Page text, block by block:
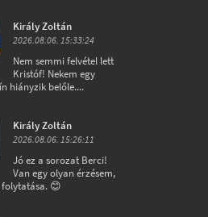
Király Zoltán
2026.08.06. 15:33:24
Nem semmi felvétel lett
Kristóf! Nekem egy
hiányzik belőle....
Király Zoltán
2026.08.06. 15:26:11
Jó ez a sorozat Berci!
Van egy olyan érzésem,
folytatása. 😊